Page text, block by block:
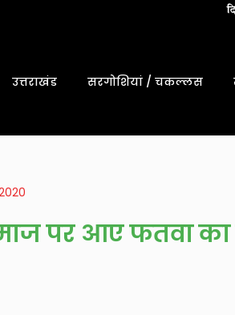
उत्तराखंड सरगोशियां / चकल्लस
पर आए फतवा का